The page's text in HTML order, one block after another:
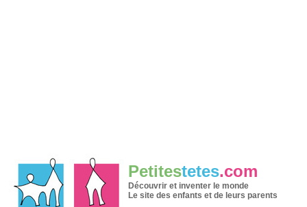
Petitestetes.com
Découvrir et inventer le monde
Le site des enfants et de leurs parents